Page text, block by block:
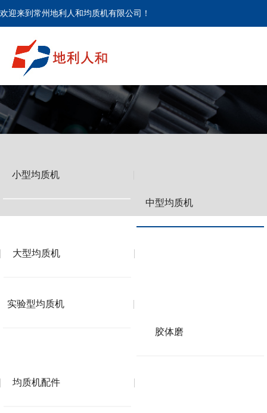
欢迎来到常州地利人和均质机有限公司！
小型均质机
中型均质机
大型均质机
实验型均质机
胶体磨
均质机配件